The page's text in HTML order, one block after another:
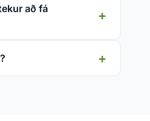
að fá